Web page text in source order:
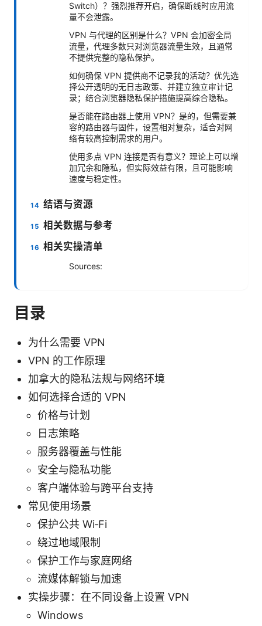
Switch）？强烈推荐开启，确保断线时应用流
量不会泄露。
VPN 与代理的区别是什么？VPN 会加密全局
流量，代理多数只对浏览器流量生效，且通常
不提供完整的隐私保护。
如何确保 VPN 提供商不记录我的活动？优先选
择公开透明的无日志政策、并建立独立审计记
录；结合浏览器隐私保护措施提高综合隐私。
是否能在路由器上使用 VPN？是的，但需要兼
容的路由器与固件，设置相对复杂，适合对网
络有较高控制需求的用户。
使用多点 VPN 连接是否有意义？理论上可以增
加冗余和隐私，但实际效益有限，且可能影响
速度与稳定性。
结语与资源
相关数据与参考
相关实操清单
Sources:
目录
为什么需要 VPN
VPN 的工作原理
加拿大的隐私法规与网络环境
如何选择合适的 VPN
价格与计划
日志策略
服务器覆盖与性能
安全与隐私功能
客户端体验与跨平台支持
常见使用场景
保护公共 Wi‑Fi
绕过地域限制
保护工作与家庭网络
流媒体解锁与加速
实操步骤：在不同设备上设置 VPN
Windows